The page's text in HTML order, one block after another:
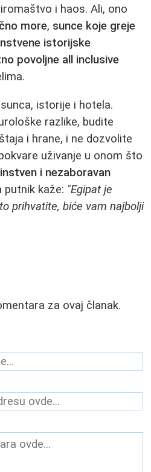
i haos. Ali, ono
more, sunce koje greje
istorijske
povoljne all inclusive
istorije i hotela.
razlike, budite
i hrane, i ne dozvolite
uživanje u onom što
i nezaboravan
putnik kaže: "Egipat je
prihvatite, biće vam najbolji
za ovaj članak.